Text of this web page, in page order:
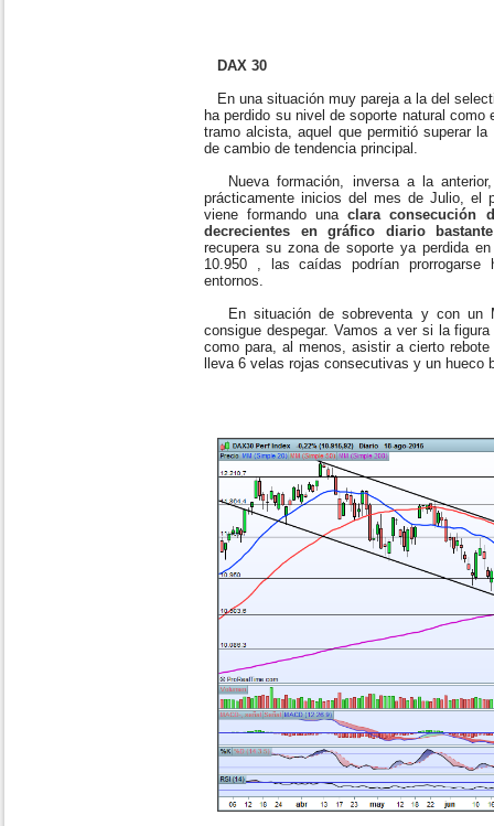
DAX 30
En una situación muy pareja a la del
ha perdido su nivel de soporte natural
tramo alcista, aquel que permitió superar
de cambio de tendencia principal.
Nueva formación, inversa a la
prácticamente inicios del mes de Julio, el
viene formando unaclara consecución
decrecientes en gráfico diario
recupera su zona de soporte ya perdida
10.950 , las caídas podrían
entornos.
En situación de sobreventa y con un
consigue despegar. Vamos a ver si la
como para, al menos, asistir a cierto
lleva 6 velas rojas consecutivas y un hueco